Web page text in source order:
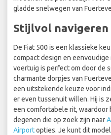
gladde snelwegen van
Stijlvol navigeren
De Fiat 500 is een klassieke
compact design en
voertuig is perfect om door de
charmante dorpjes van
een uitstekende keuze voor
er even tussenuit willen. Hij is
een comfortabele rit,
degenen die op zoek zijn naar
Airportopties. Je kunt dit